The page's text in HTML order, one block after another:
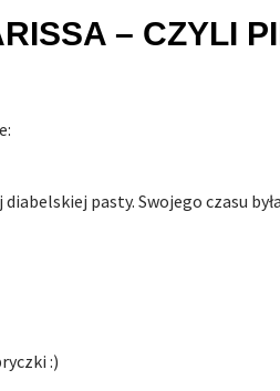
– CZYLI
pasty. Swojego czasu
:)